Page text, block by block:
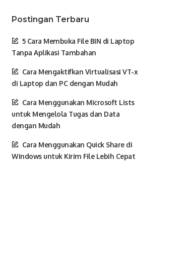
Postingan Terbaru
5 Cara Membuka File BIN di Laptop
Tanpa Aplikasi Tambahan
Cara Mengaktifkan Virtualisasi VT-x
di Laptop dan PC dengan Mudah
Cara Menggunakan Microsoft Lists
untuk Mengelola Tugas dan Data
dengan Mudah
Cara Menggunakan Quick Share di
Windows untuk Kirim File Lebih Cepat